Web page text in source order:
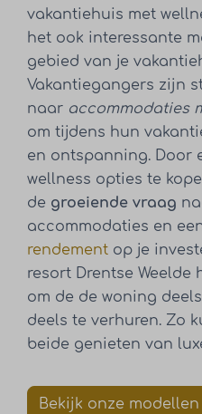
vakantiehuis met
het ook interessante
gebied van je
Vakantiegangers zijn
naar accommodaties
om tijdens hun
en ontspanning. Door
wellness opties te
de groeiende vraag
accommodaties en
rendement op je
resort Drentse Weelde
om de de woning
deels te verhuren. Zo
beide genieten van
Bekijk onze modellen